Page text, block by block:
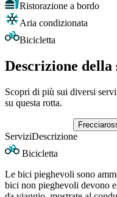
Ristorazione a bordo
Aria condizionata
Bicicletta
Descrizione
Scopri di più sui diversi
su questa rotta.
ServiziDescrizione
Bicicletta
Le bici pieghevoli sono
bici non pieghevoli devono